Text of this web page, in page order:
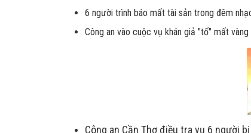
6 người trình báo mất tài sản trong đêm
Công an vào cuộc vụ khán giả "tố" mất
Công an Cần Thơ điều tra vụ 6 người